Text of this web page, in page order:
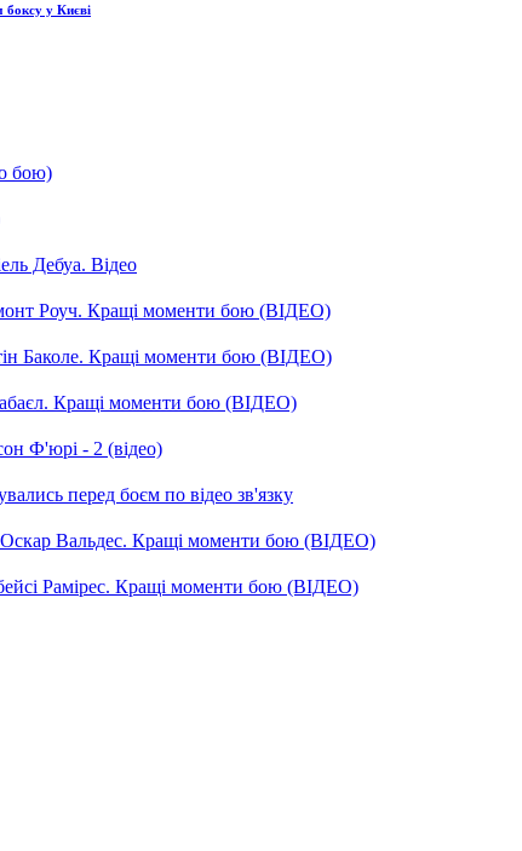
боксу у Києві
бою)
Дебуа. Відео
Роуч. Кращі моменти бою (ВІДЕО)
Баколе. Кращі моменти бою (ВІДЕО)
Кращі моменти бою (ВІДЕО)
Ф'юрі - 2 (відео)
перед боєм по відео зв'язку
Вальдес. Кращі моменти бою (ВІДЕО)
Рамірес. Кращі моменти бою (ВІДЕО)